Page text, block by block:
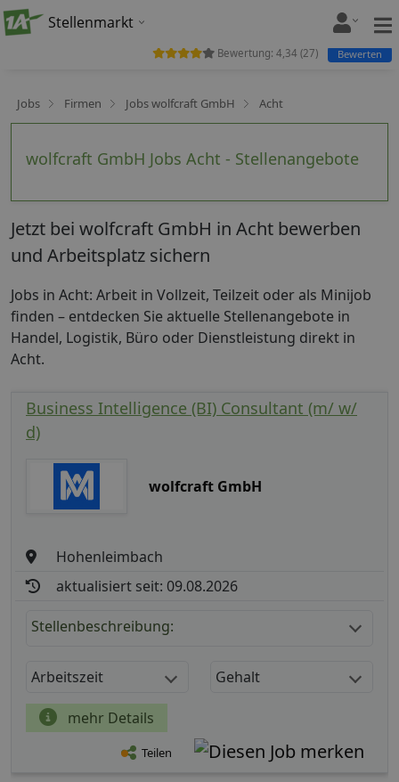
Stellenmarkt
Jobs Firmen Jobs wolfcraft GmbH Acht
wolfcraft GmbH Jobs Acht - Stellenangebote
Bewertung: 4,34 (27) Bewerten
Jetzt bei wolfcraft GmbH in Acht bewerben
und Arbeitsplatz sichern
Jobs in Acht: Arbeit in Vollzeit, Teilzeit oder als Minijob
finden – entdecken Sie aktuelle Stellenangebote in
Handel, Logistik, Büro oder Dienstleistung direkt in
Acht.
Business Intelligence (BI) Consultant (m/ w/
d)
wolfcraft GmbH
Hohenleimbach
aktualisiert seit: 09.08.2026
Stellenbeschreibung:
Arbeitszeit Gehalt
mehr Details
Teilen